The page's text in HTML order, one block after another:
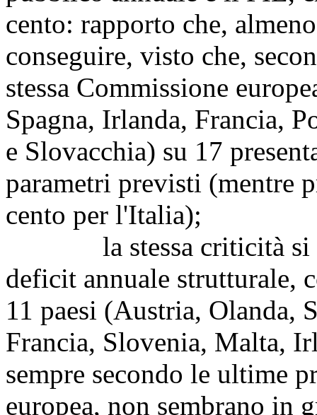
cento: rapporto che,
conseguire, visto che,
stessa Commissione
Spagna, Irlanda, Francia,
e Slovacchia) su 17
parametri previsti (mentre
cento per l'Italia);
la stessa criticità si
deficit annuale strutturale,
11 paesi (Austria, Olanda,
Francia, Slovenia, Malta,
sempre secondo le ultime
europea, non sembrano in